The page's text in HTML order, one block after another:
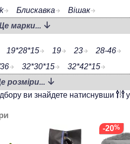
Блискавка
Вішак
марки...
19*28*15 19 23
28-46
32*30*15
32*42*15
40 35*40
39 39x26x11 40
41
3.5
420*250
розміри...
ви знайдете натиснувши
у
-20